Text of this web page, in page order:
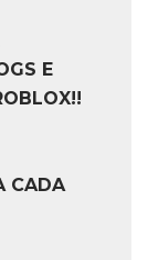
E
CADA